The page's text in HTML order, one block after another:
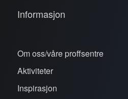
Informasjon
Om oss/våre proffsentre
Aktiviteter
Inspirasjon